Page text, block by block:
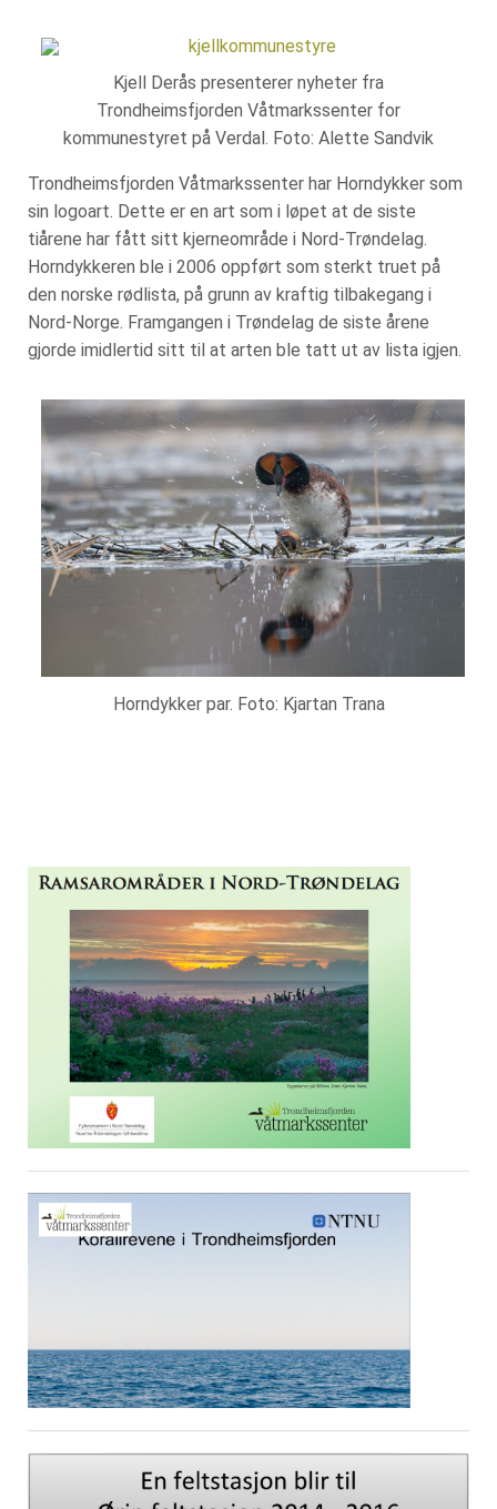
Kjell Derås presenterer nyheter fra
Trondheimsfjorden Våtmarkssenter for
kommunestyret på Verdal. Foto: Alette Sandvik
Trondheimsfjorden Våtmarkssenter har Horndykker som
sin logoart. Dette er en art som i løpet at de siste
tiårene har fått sitt kjerneområde i Nord-Trøndelag.
Horndykkeren ble i 2006 oppført som sterkt truet på
den norske rødlista, på grunn av kraftig tilbakegang i
Nord-Norge. Framgangen i Trøndelag de siste årene
gjorde imidlertid sitt til at arten ble tatt ut av lista igjen.
Horndykker par. Foto: Kjartan Trana